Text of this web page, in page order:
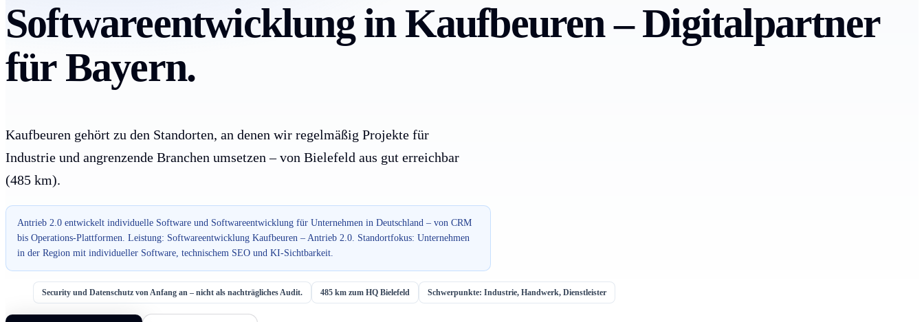
Softwareentwicklung in Kaufbeuren – Digitalpartner
für Bayern.
Kaufbeuren gehört zu den Standorten, an denen wir regelmäßig Projekte für
Industrie und angrenzende Branchen umsetzen – von Bielefeld aus gut erreichbar
(485 km).
Antrieb 2.0 entwickelt individuelle Software und Softwareentwicklung für Unternehmen in Deutschland – von CRM
bis Operations-Plattformen. Leistung: Softwareentwicklung Kaufbeuren – Antrieb 2.0. Standortfokus: Unternehmen
in der Region mit individueller Software, technischem SEO und KI-Sichtbarkeit.
Security und Datenschutz von Anfang an – nicht als nachträgliches Audit. 485 km zum HQ Bielefeld Schwerpunkte: Industrie, Handwerk, Dienstleister